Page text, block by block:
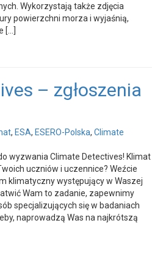
Wykorzystają także zdjęcia
powierzchni morza i wyjaśnią,
[…]
– zgłoszenia
, ESA, ESERO-Polska, Climate
wyzwania Climate Detectives! Klimat
uczniów i uczennice? Weźcie
klimatyczny występujący w Waszej
Wam to zadanie, zapewnimy
specjalizujących się w badaniach
naprowadzą Was na najkrótszą